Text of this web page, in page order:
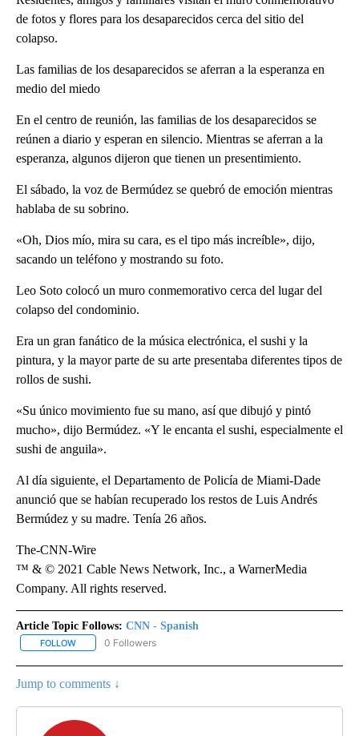
de fotos y flores para los desaparecidos cerca del sitio del
colapso.
Las familias de los desaparecidos se aferran a la esperanza en
medio del miedo
En el centro de reunión, las familias de los desaparecidos se
reúnen a diario y esperan en silencio. Mientras se aferran a la
esperanza, algunos dijeron que tienen un presentimiento.
El sábado, la voz de Bermúdez se quebró de emoción mientras
hablaba de su sobrino.
«Oh, Dios mío, mira su cara, es el tipo más increíble», dijo,
sacando un teléfono y mostrando su foto.
Leo Soto colocó un muro conmemorativo cerca del lugar del
colapso del condominio.
Era un gran fanático de la música electrónica, el sushi y la
pintura, y la mayor parte de su arte presentaba diferentes tipos de
rollos de sushi.
«Su único movimiento fue su mano, así que dibujó y pintó
mucho», dijo Bermúdez. «Y le encanta el sushi, especialmente el
sushi de anguila».
Al día siguiente, el Departamento de Policía de Miami-Dade
anunció que se habían recuperado los restos de Luis Andrés
Bermúdez y su madre. Tenía 26 años.
The-CNN-Wire
™ & © 2021 Cable News Network, Inc., a WarnerMedia
Company. All rights reserved.
Article Topic Follows: CNN - Spanish
FOLLOW FOLLOW "CNN - SPANISH" TO RECEIVE NOTIFICATIONS ABOUT
0 Followers
Jump to comments ↓